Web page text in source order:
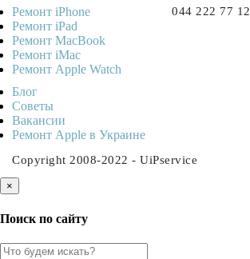
044 222 77 12
Ремонт iPhone
Ремонт iPad
Ремонт MacBook
Ремонт iMac
Ремонт Apple Watch
Блог
Советы
Ваканcии
Ремонт Apple в Украине
Copyright 2008-2022 - UiPservice
×
Поиск по сайту